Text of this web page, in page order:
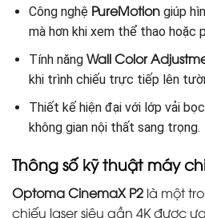
Công nghệ PureMotiongiúp
mà hơn khi xem thể thao hoặc
Tính năng Wall Color
khi trình chiếu trực tiếp lên
Thiết kế hiện đại với lớp vải
không gian nội thất sang trọng.
Thông số kỹ thuật máy
Optoma CinemaX P2 là một
chiếu laser siêu gần 4K được